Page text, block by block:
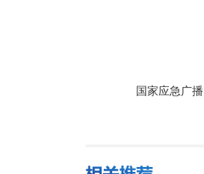
国家应急广